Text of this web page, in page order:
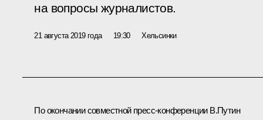
на вопросы журналистов.
21 августа 2019 года 19:30 Хельсинки
По окончании совместной пресс-конференцииВ.Путин